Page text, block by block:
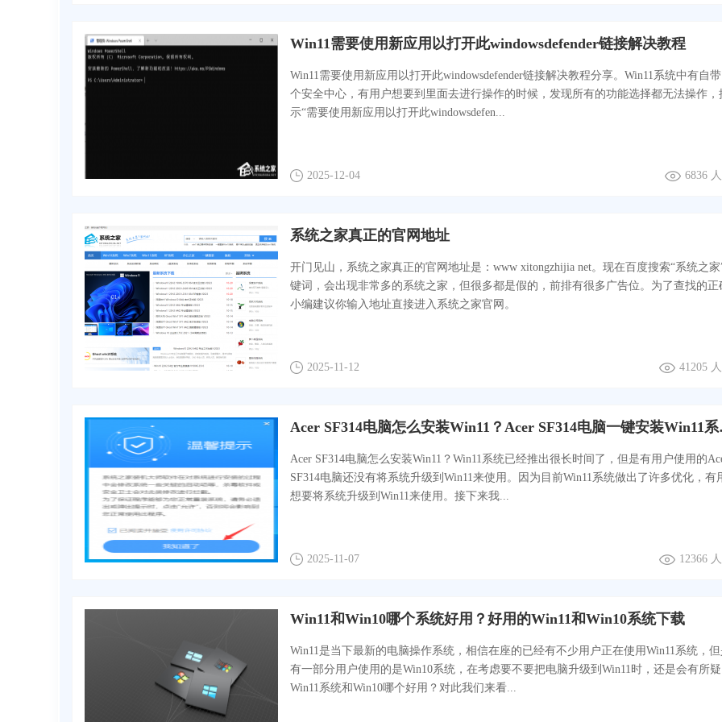
Win11需要使用新应用以打开此windowsdefender链接解决教程
Win11需要使用新应用以打开此windowsdefender链接解决教程分享。Win11系统中有自
个安全中心，有用户想要到里面去进行操作的时候，发现所有的功能选择都无法操作，
示“需要使用新应用以打开此windowsdefen...
2025-12-04 6836
系统之家真正的官网地址
开门见山，系统之家真正的官网地址是：www xitongzhijia net。现在百度搜索“系统之家
键词，会出现非常多的系统之家，但很多都是假的，前排有很多广告位。为了查找的正
小编建议你输入地址直接进入系统之家官网。
2025-11-12 41205
Acer
Acer SF314电脑怎么安装Win11？Win11系统已经推出很长时间了，但是有用户使用的
SF314电脑还没有将系统升级到Win11来使用。因为目前Win11系统做出了许多优化，有
想要将系统升级到Win11来使用。接下来我...
2025-11-07 12366
Win11和Win10哪个系统好用？好用的Win11和Win10系统下载
Win11是当下最新的电脑操作系统，相信在座的已经有不少用户正在使用Win11系统，
有一部分用户使用的是Win10系统，在考虑要不要把电脑升级到Win11时，还是会有所疑
Win11系统和Win10哪个好用？对此我们来看...